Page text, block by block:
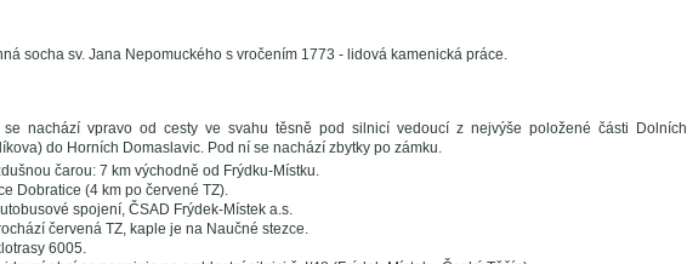
socha sv. Jana Nepomuckého s vročením 1773 - lidová kamenická práce.
se nachází vpravo od cesty ve svahu těsně pod silnicí vedoucí z nejvýše položené části Dolních
do Horních Domaslavic. Pod ní se nachází zbytky po zámku.
čarou: 7 km východně od Frýdku-Místku.
Dobratice (4 km po červené TZ).
spojení, ČSAD Frýdek-Místek a.s.
červená TZ, kaple je na Naučné stezce.
6005.